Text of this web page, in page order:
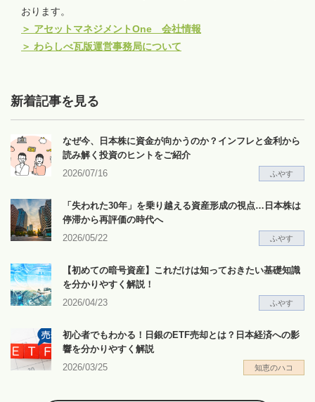
おります。
＞ アセットマネジメントOne 会社情報
＞ わらしべ瓦版運営事務局について
新着記事を見る
なぜ今、日本株に資金が向かうのか？インフレと金利から
読み解く投資のヒントをご紹介
2026/07/16
ふやす
「失われた30年」を乗り越える資産形成の視点…日本株は
停滞から再評価の時代へ
2026/05/22
ふやす
【初めての暗号資産】これだけは知っておきたい基礎知識
を分かりやすく解説！
2026/04/23
ふやす
初心者でもわかる！日銀のETF売却とは？日本経済への影
響を分かりやすく解説
2026/03/25
知恵のハコ